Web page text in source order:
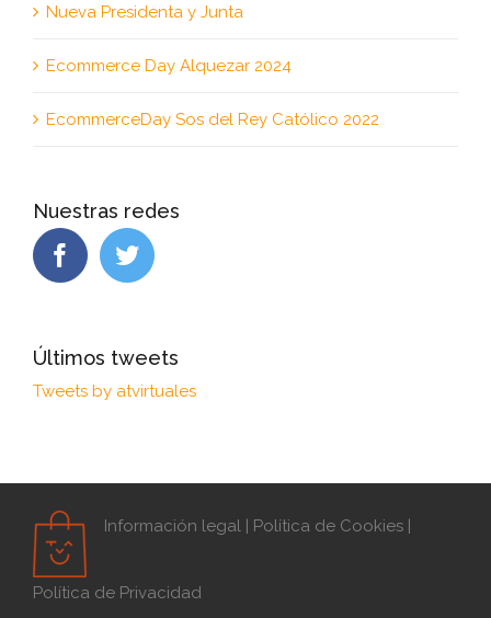
Nueva Presidenta y Junta
Ecommerce Day Alquezar 2024
EcommerceDay Sos del Rey Católico 2022
Nuestras redes
Últimos tweets
Tweets by atvirtuales
Información legal | Política de Cookies |
Política de Privacidad